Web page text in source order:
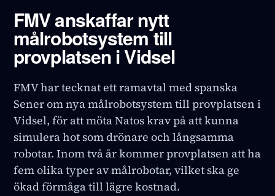
FMV anskaffar nytt
målrobotsystem till
provplatsen i Vidsel
FMV har tecknat ett ramavtal med spanska
Sener om nya målrobotsystem till provplatsen i
Vidsel, för att möta Natos krav på att kunna
simulera hot som drönare och långsamma
robotar. Inom två år kommer provplatsen att ha
fem olika typer av målrobotar, vilket ska ge
ökad förmåga till lägre kostnad.